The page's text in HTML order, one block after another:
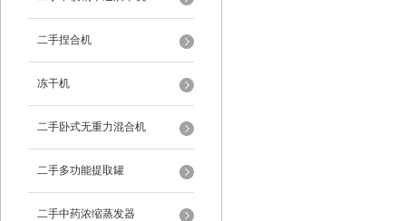
二手捏合机
冻干机
二手卧式无重力混合机
二手多功能提取罐
二手中药浓缩蒸发器